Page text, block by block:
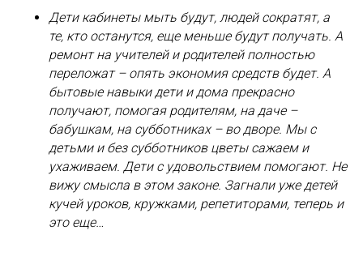
Дети кабинеты мыть будут, людей сократят, а
те, кто останутся, еще меньше будут получать. А
ремонт на учителей и родителей полностью
переложат – опять экономия средств будет. А
бытовые навыки дети и дома прекрасно
получают, помогая родителям, на даче –
бабушкам, на субботниках – во дворе. Мы с
детьми и без субботников цветы сажаем и
ухаживаем. Дети с удовольствием помогают. Не
вижу смысла в этом законе. Загнали уже детей
кучей уроков, кружками, репетиторами, теперь и
это еще…